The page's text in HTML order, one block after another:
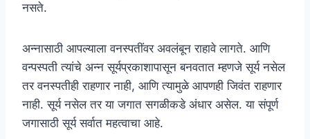
नसते.
अन्नासाठी आपल्याला वनस्पतींवर अवलंबून राहावे लागते. आणि
वन्पस्पती त्यांचे अन्न सूर्यप्रकाशापासून बनवतात म्हणजे सूर्य नसेल
तर वनस्पतीही राहणार नाही, आणि त्यामुळे आपणही जिवंत राहणार
नाही. सूर्य नसेल तर या जगात सगळीकडे अंधार असेल. या संपूर्ण
जगासाठी सूर्य सर्वात महत्वाचा आहे.